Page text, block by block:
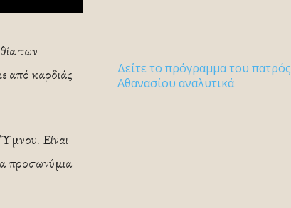
των
από καρδιάς
Είναι
προσωνύμια
Δείτε το πρόγραμμα του πατρός
Αθανασίου αναλυτικά